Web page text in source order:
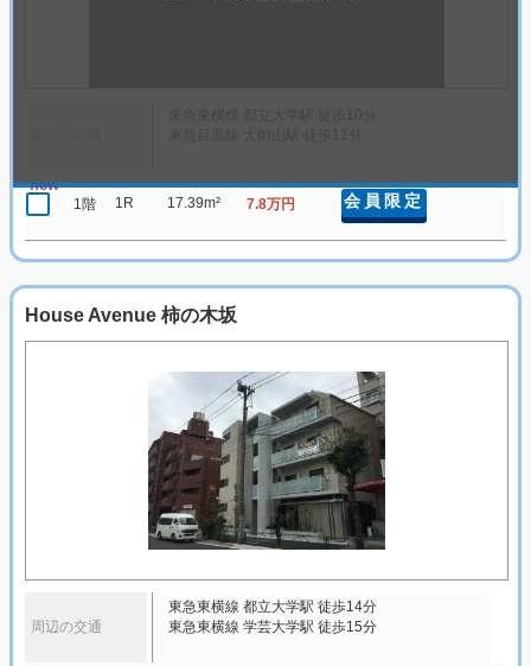
new
1階 1R 17.39m² 7.8万円 会員限定
House Avenue 柿の木坂
周辺の交通
東急東横線 都立大学駅 徒歩14分
東急東横線 学芸大学駅 徒歩15分